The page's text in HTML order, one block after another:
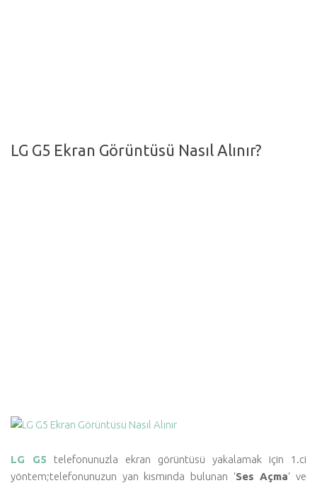
Cilt-Güzellik
LG G5 Ekran Görüntüsü Nasıl Alınır?
LG G5 telefonunuzla ekran görüntüsü yakalamak için 1.ci
yöntem;telefonunuzun yan kısmında bulunan ‘Ses Açma‘ ve